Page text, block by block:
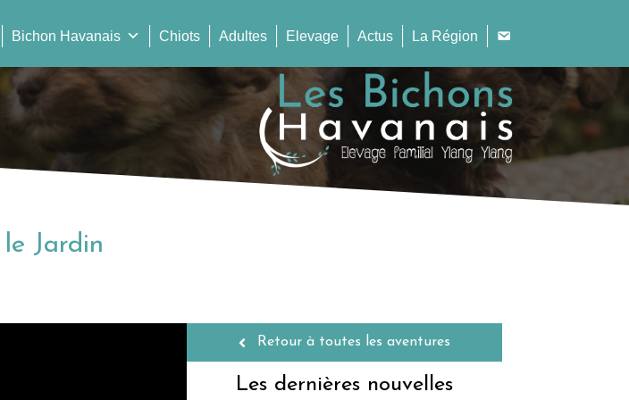
Bichon Havanais Chiots Adultes Elevage Actus La Région
Jardin
Retour à toutes les aventures
Les dernières nouvelles